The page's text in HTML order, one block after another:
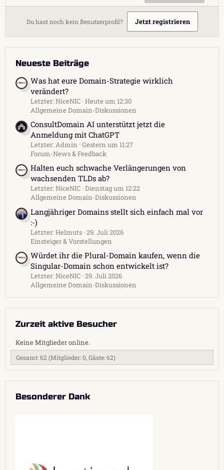
Du hast noch kein Benutzerprofil? Jetzt registrieren
Neueste Beiträge
Was hat eure Domain-Strategie wirklich
verändert?
Letzter: NiceNIC Heute um 12:30
Allgemeine Domain-Diskussionen
ConsultDomain AI unterstützt jetzt die
Anmeldung mit ChatGPT
Letzter: Admin Gestern um 11:27
Forum-News & Feedback
Halten euch schwache Verlängerungen von
wachsenden TLDs ab?
Letzter: NiceNIC Dienstag um 12:22
Allgemeine Domain-Diskussionen
Langjähriger Domains stellt sich einfach mal vor
:-)
Letzter: Helmuts 29. Juli 2026
Einsteiger & Vorstellungen
Würdet ihr die Plural-Domain kaufen, wenn die
Singular-Domain schon entwickelt ist?
Letzter: NiceNIC 29. Juli 2026
Allgemeine Domain-Diskussionen
Zurzeit aktive Besucher
Keine Mitglieder online.
Gesamt: 62 (Mitglieder: 0, Gäste: 62)
Besonderer Dank